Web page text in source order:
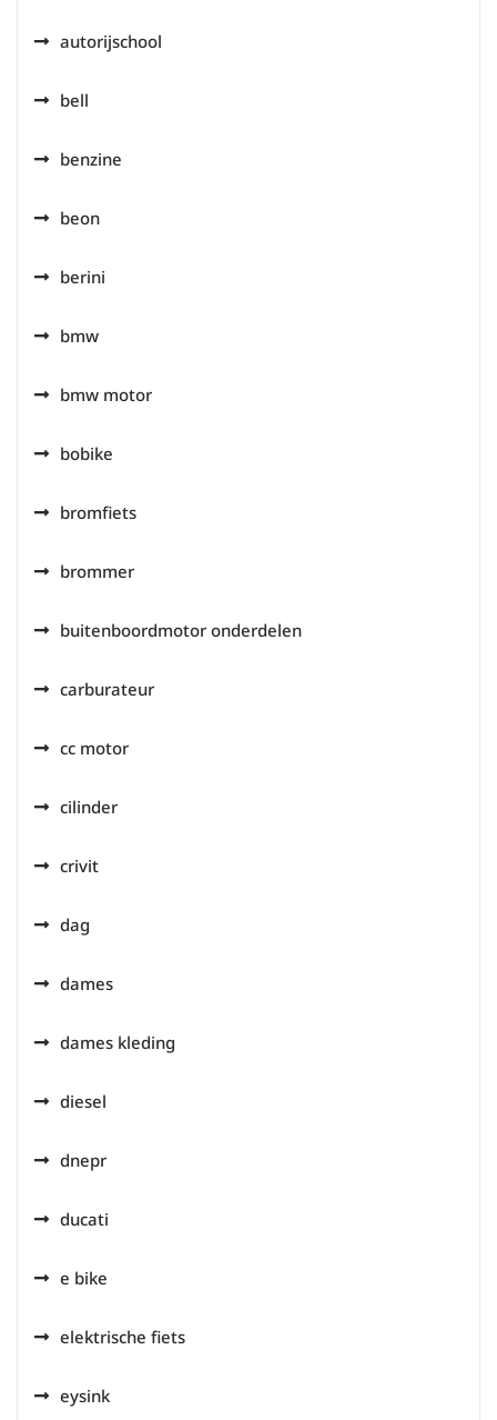
autorijschool
bell
benzine
beon
berini
bmw
bmw motor
bobike
bromfiets
brommer
buitenboordmotor onderdelen
carburateur
cc motor
cilinder
crivit
dag
dames
dames kleding
diesel
dnepr
ducati
e bike
elektrische fiets
eysink